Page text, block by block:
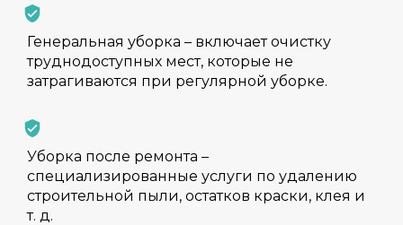
Генеральная уборка – включает очистку
труднодоступных мест, которые не
затрагиваются при регулярной уборке.
Уборка после ремонта –
специализированные услуги по удалению
строительной пыли, остатков краски, клея и
т. д.